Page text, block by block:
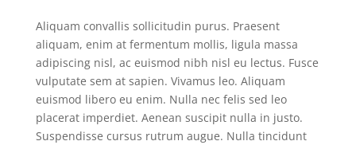
Aliquam convallis sollicitudin purus. Praesent
aliquam, enim at fermentum mollis, ligula massa
adipiscing nisl, ac euismod nibh nisl eu lectus. Fusce
vulputate sem at sapien. Vivamus leo. Aliquam
euismod libero eu enim. Nulla nec felis sed leo
placerat imperdiet. Aenean suscipit nulla in justo.
Suspendisse cursus rutrum augue. Nulla tincidunt